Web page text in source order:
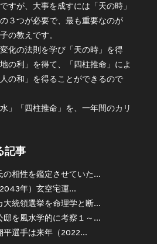
すが、大事を成すには「天の時」
３つが必要で、最も重要なのが
の教えです。
化の法則を学び「天の時」を得
の利」を得て、「四柱推命」によ
の和」を得ることができるので
」「四柱推命」を、一年間のカリ
記事
の相性を鑑定させていた...
年）玄空宅運...
大統領選挙を命理学と断...
邸を風水学的に考察１～...
平選手は来年（2022...